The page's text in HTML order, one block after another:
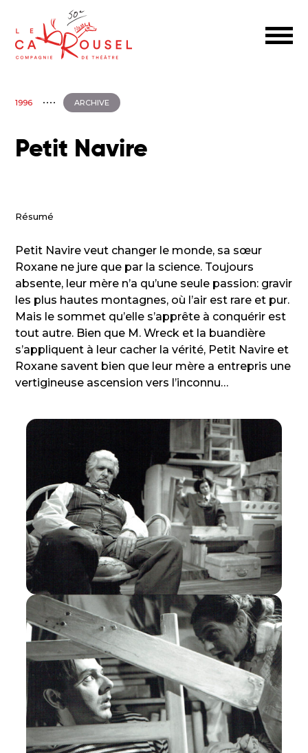
1996 ARCHIVE
Petit Navire
Résumé
Petit Navire veut changer le monde, sa sœur
Roxane ne jure que par la science. Toujours
absente, leur mère n’a qu’une seule passion: gravir
les plus hautes montagnes, où l’air est rare et pur.
Mais le sommet qu’elle s’apprête à conquérir est
tout autre. Bien que M. Wreck et la buandière
s’appliquent à leur cacher la vérité, Petit Navire et
Roxane savent bien que leur mère a entrepris une
vertigineuse ascension vers l’inconnu…